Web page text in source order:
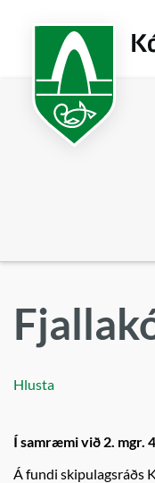
Hlusta
Í samræmi við 2. mgr.
Á fundi skipulagsráðs